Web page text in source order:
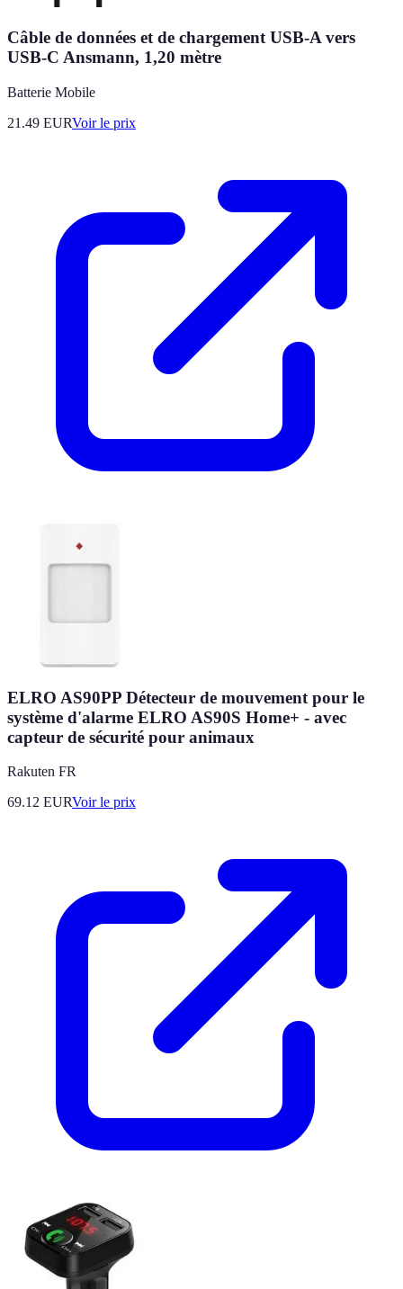
Câble de données et de chargement USB-A vers
USB-C Ansmann, 1,20 mètre
Batterie Mobile
21.49 EURVoir le prix
ELRO AS90PP Détecteur de mouvement pour le
système d'alarme ELRO AS90S Home+ - avec
capteur de sécurité pour animaux
Rakuten FR
69.12 EURVoir le prix